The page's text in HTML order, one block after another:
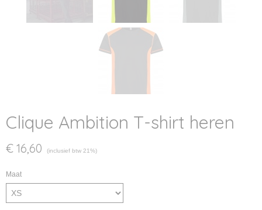
Clique Ambition T-shirt heren
€ 16,60 (inclusief btw 21%)
Maat